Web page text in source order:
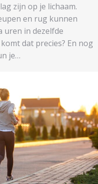
zijn op je lichaam.
en rug kunnen
in dezelfde
dat precies? En nog
je…